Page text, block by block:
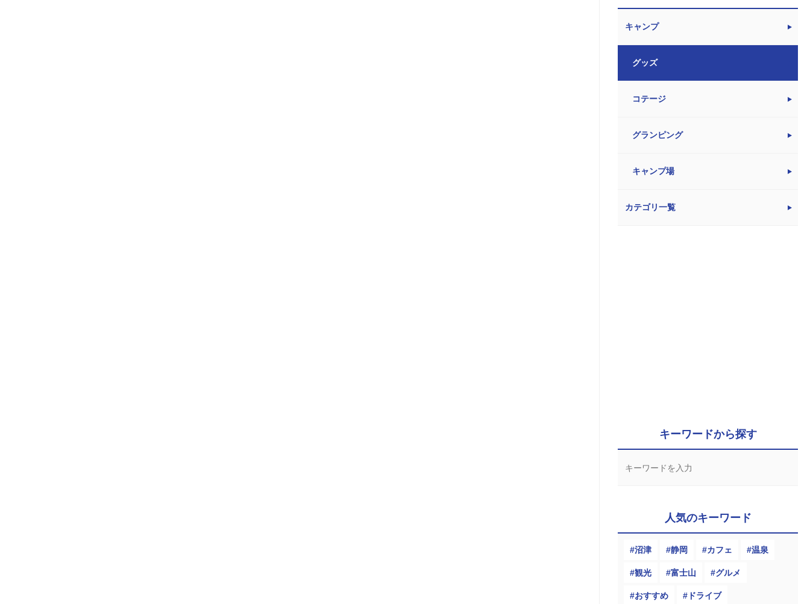
キャンプ
グッズ
コテージ
グランピング
キャンプ場
カテゴリ一覧
キーワードから探す
人気のキーワード
沼津 静岡 カフェ 温泉
観光 富士山 グルメ
おすすめ ドライブ